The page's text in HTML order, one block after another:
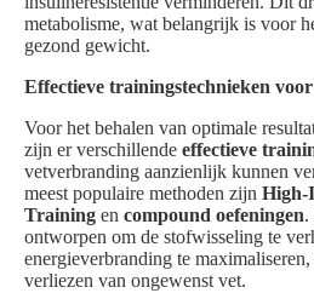
metabolisme, wat belangrijk is voor
gezond gewicht.
Effectieve trainingstechnieken
Voor het behalen van optimale
zijn er verschillende effectieve
vetverbranding aanzienlijk kunnen
meest populaire methoden zijn High-
Training en compound oefeningen.
ontworpen om de stofwisseling te
energieverbranding te
verliezen van ongewenst vet.